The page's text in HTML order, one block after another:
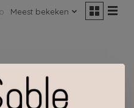
Meest bekeken
gevonden!